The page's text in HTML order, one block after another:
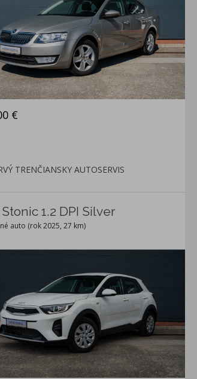
€
TRENČIANSKY AUTOSERVIS
Stonic 1.2 DPI Silver
auto (rok 2025, 27 km)